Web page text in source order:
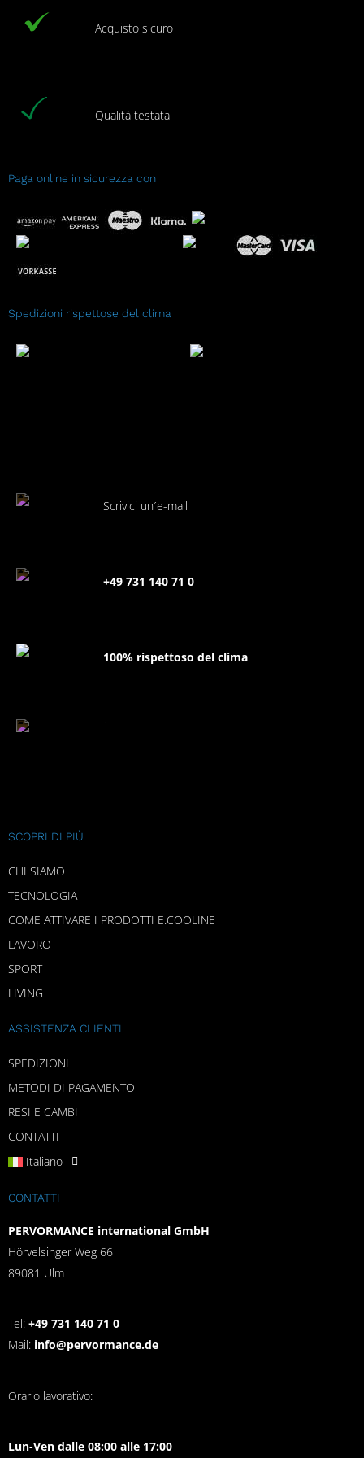
Acquisto sicuro
Qualità testata
Paga online in sicurezza con
Spedizioni rispettose del clima
Scrivici un´e-mail
+49 731 140 71 0
100% rispettoso del clima
SCOPRI DI PIÙ
CHI SIAMO
TECNOLOGIA
COME ATTIVARE I PRODOTTI E.COOLINE
LAVORO
SPORT
LIVING
ASSISTENZA CLIENTI
SPEDIZIONI
METODI DI PAGAMENTO
RESI E CAMBI
CONTATTI
Italiano
CONTATTI
PERVORMANCE international GmbH
Hörvelsinger Weg 66
89081 Ulm
Tel: +49 731 140 71 0
Mail: info@pervormance.de
Orario lavorativo:
Lun-Ven dalle 08:00 alle 17:00